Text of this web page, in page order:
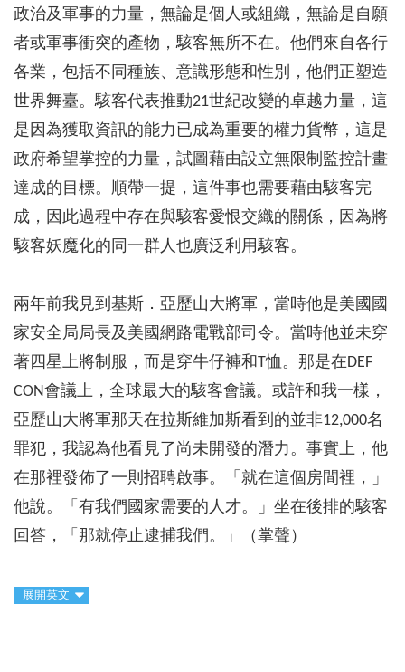
政治及軍事的力量，無論是個人或組織，無論是自願
者或軍事衝突的產物，駭客無所不在。他們來自各行
各業，包括不同種族、意識形態和性別，他們正塑造
世界舞臺。駭客代表推動21世紀改變的卓越力量，這
是因為獲取資訊的能力已成為重要的權力貨幣，這是
政府希望掌控的力量，試圖藉由設立無限制監控計畫
達成的目標。順帶一提，這件事也需要藉由駭客完
成，因此過程中存在與駭客愛恨交織的關係，因為將
駭客妖魔化的同一群人也廣泛利用駭客。
兩年前我見到基斯．亞歷山大將軍，當時他是美國國
家安全局局長及美國網路電戰部司令。當時他並未穿
著四星上將制服，而是穿牛仔褲和T恤。那是在DEF
CON會議上，全球最大的駭客會議。或許和我一樣，
亞歷山大將軍那天在拉斯維加斯看到的並非12,000名
罪犯，我認為他看見了尚未開發的潛力。事實上，他
在那裡發佈了一則招聘啟事。「就在這個房間裡，」
他說。「有我們國家需要的人才。」坐在後排的駭客
回答，「那就停止逮捕我們。」（掌聲）
展開英文